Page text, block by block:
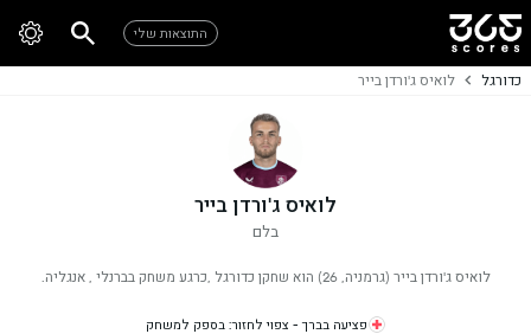
התוצאות שלי
כדורגל לואיס ג'ורדן בייר
לואיס ג'ורדן בייר
בלם
לואיס ג'ורדן בייר (גרמניה, 26) הוא שחקן כדורגל ,כרגע משחק בברנלי , אנגליה.
פציעה בברך - צפוי לחזור: בספק למשחק